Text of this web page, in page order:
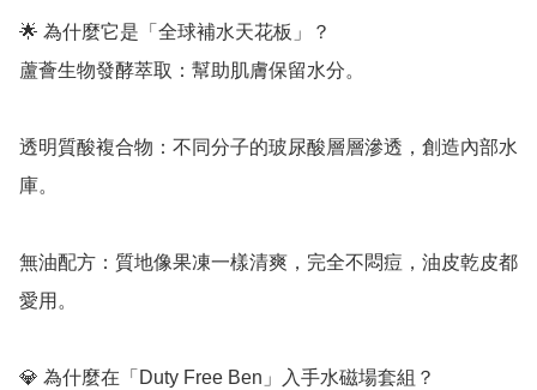
🌟 為什麼它是「全球補水天花板」？
蘆薈生物發酵萃取：幫助肌膚保留水分。
透明質酸複合物：不同分子的玻尿酸層層滲透，創造內部水
庫。
無油配方：質地像果凍一樣清爽，完全不悶痘，油皮乾皮都
愛用。
💎 為什麼在「Duty Free Ben」入手水磁場套組？